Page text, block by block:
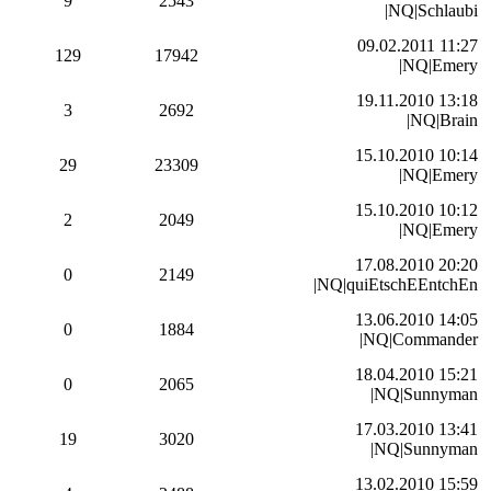
|NQ|Schlaubi
129 17942
09.02.2011 11:27
|NQ|Emery
3 2692
19.11.2010 13:18
|NQ|Brain
29 23309
15.10.2010 10:14
|NQ|Emery
2 2049
15.10.2010 10:12
|NQ|Emery
0 2149
17.08.2010 20:20
|NQ|quiEtschEEntchEn
0 1884
13.06.2010 14:05
|NQ|Commander
0 2065
18.04.2010 15:21
|NQ|Sunnyman
19 3020
17.03.2010 13:41
|NQ|Sunnyman
13.02.2010 15:59